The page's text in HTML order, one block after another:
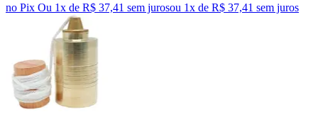
no Pix Ou 1x de R$ 37,41 sem jurosou 1x de R$ 37,41 sem juros